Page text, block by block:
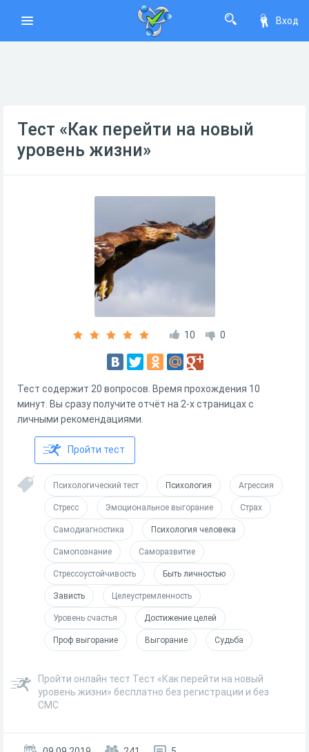
Вход
Тест «Как перейти на новый
уровень жизни»
10 0
Тест содержит 20 вопросов. Время прохождения 10
минут. Вы сразу получите отчёт на 2-х страницах с
личными рекомендациями.
Пройти тест
Психологический тест Психология Агрессия
Стресс Эмоциональное выгорание Страх
Самодиагностика Психология человека
Самопознание Саморазвитие
Стрессоустойчивость Быть личностью
Зависть Целеустремленность
Уровень счастья Достижение целей
Проф выгорание Выгорание Судьба
Пройти онлайн тест Тест «Как перейти на новый
уровень жизни» бесплатно без регистрации и без
СМС